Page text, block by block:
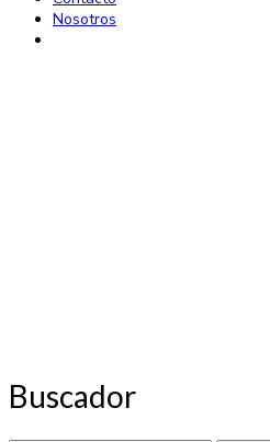
Nosotros
Buscador